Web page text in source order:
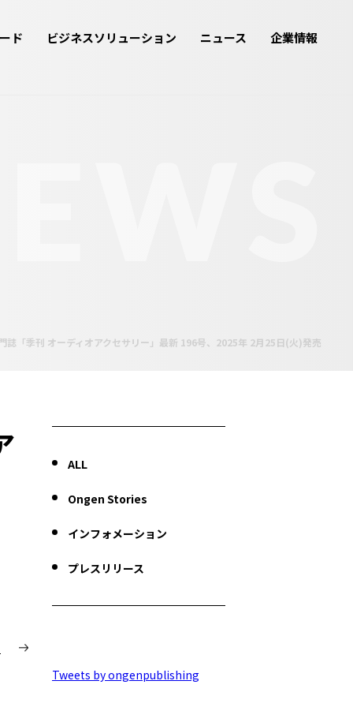
ド ビジネスソリューション ニュース 企業情報
誌「季刊 オーディオアクセサリー」最新 196号、2025年 2月25日(火)発売
ALL
Ongen Stories
インフォメーション
プレスリリース
Tweets by ongenpublishing